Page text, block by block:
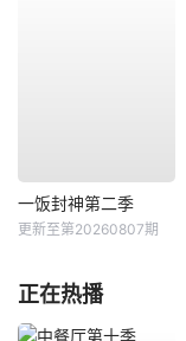
一饭封神第二季
更新至第20260807期
正在热播